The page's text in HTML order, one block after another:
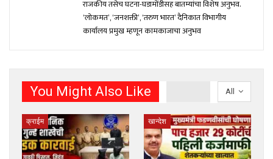
राजकीय तसेच घटना-घडामोंडीसह बातम्यांचा विशेष अनुभव.
‘लोकमत’, ‘जनशक्ती’, ‘तरुण भारत’ दैनिकात विभागीय
कार्यालय प्रमुख म्हणून कामकाजाचा अनुभव
All
You Might Also Like
क्राईम खान्देश